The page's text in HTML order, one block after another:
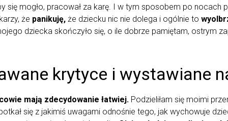
się mogło, pracował za karę. I w tym sposobem po nocach
że panikuję, że dziecku nic nie dolega i ogólnie to
dziecka skończyło się, o ile dobrze pamiętam, ostrym
krytyce i wystawiane
mają zdecydowanie łatwiej. Podzieliłam się moimi
się z jakimiś uwagami odnośnie tego, jak wychowuje